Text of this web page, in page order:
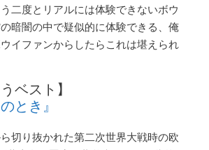
二度とリアルには体験できないボウ
暗闇の中で疑似的に体験できる、俺
イファンからしたらこれは堪えられ
ベスト】
とき』
切り抜かれた第二次世界大戦時の欧